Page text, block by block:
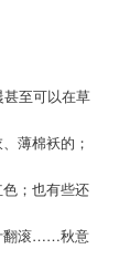
至可以在草
薄棉袄的；
；也有些还
翻滚……秋意